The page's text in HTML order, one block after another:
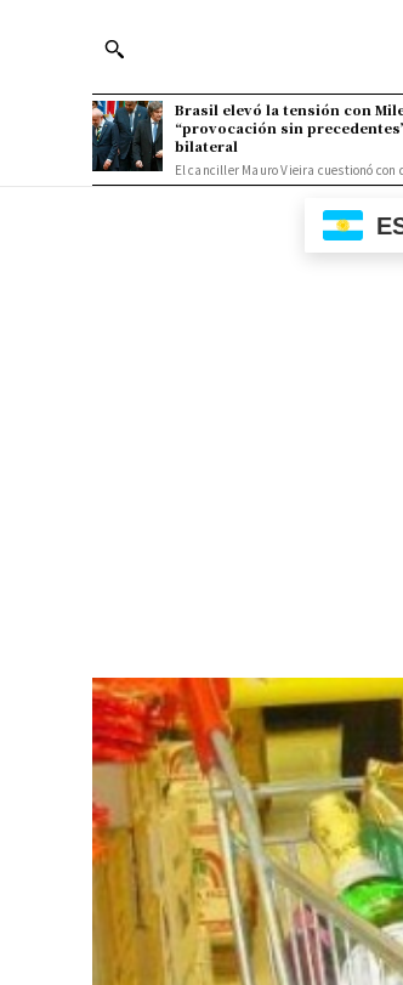
Brasil elevó la tensión con
“provocación sin
bilateral
El canciller Mauro Vieira cuestionó con